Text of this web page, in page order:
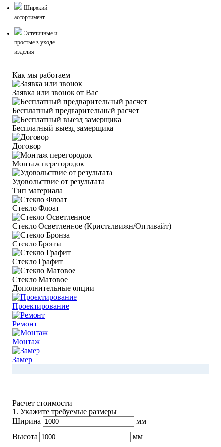
Широкий
ассортимент
Эстетичные и
простые в уходе
изделия
Как мы работаем
Заявка или звонок от Вас
Бесплатный предварительный расчет
Бесплатный выезд замерщика
Договор
Монтаж перегородок
Удовольствие от результата
Тип материала
Стекло Флоат
Стекло Осветленное (Кристалвижн/Оптивайт)
Стекло Бронза
Стекло Графит
Стекло Матовое
Дополнительные опции
Проектирование
Ремонт
Монтаж
Замер
Расчет стоимости
1. Укажите требуемые размеры
Ширина
мм
Высота
мм